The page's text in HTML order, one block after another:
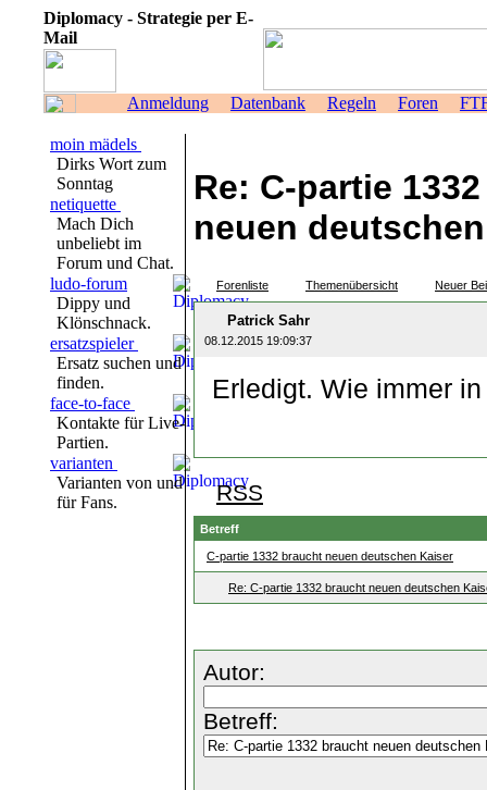
Diplomacy - Strategie per E-
Mail
Anmeldung Datenbank Regeln Foren
moin mädels
Dirks Wort zum
Sonntag
netiquette
Mach Dich
unbeliebt im
Forum und Chat.
ludo-forum
Dippy und
Klönschnack.
ersatzspieler
Ersatz suchen und
finden.
face-to-face
Kontakte für Live-
Partien.
varianten
Varianten von und
für Fans.
Re: C-partie
neuen
Forenliste Themenübersicht Neuer
Patrick Sahr
08.12.2015 19:09:37
Erledigt. Wie immer
RSS
Betreff
C-partie 1332 braucht neuen deutschen Kaiser
Re: C-partie 1332 braucht neuen deutschen
Autor:
Betreff: